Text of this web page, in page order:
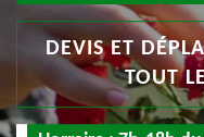
DEVIS ET
TOUT